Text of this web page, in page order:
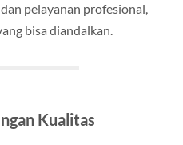
pelayanan profesional,
bisa diandalkan.
Kualitas